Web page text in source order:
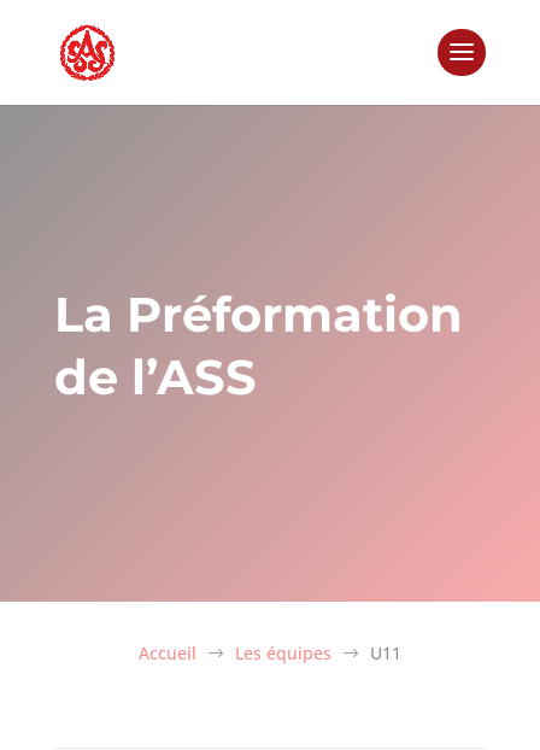
La Préformation
de l’ASS
Accueil $ Les équipes $ U11